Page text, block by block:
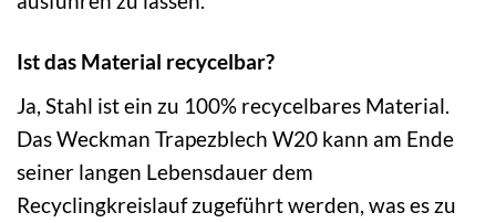
Ist das Material recycelbar?
Ja, Stahl ist ein zu 100% recycelbares Material.
Das Weckman Trapezblech W20 kann am Ende
seiner langen Lebensdauer dem
Recyclingkreislauf zugeführt werden, was es zu